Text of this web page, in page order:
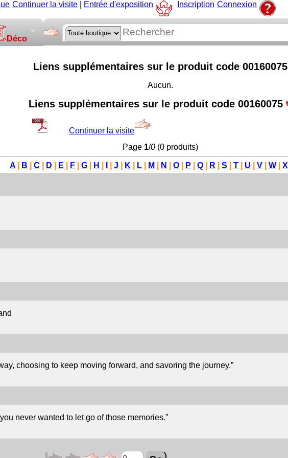
Continuer la visite Entrée d'exposition Inscription Connexion
Déco
Liens supplémentaires sur le produit code 00160075
Aucun.
Liens supplémentaires sur le produit code 00160075
Continuer la visite
Page 1/0 (0 produits)
A B C D E F G H J K L M N O P Q R S T U V W X
choosing to keep moving forward, and savoring the journey.”
never wanted to let go of those memories.”